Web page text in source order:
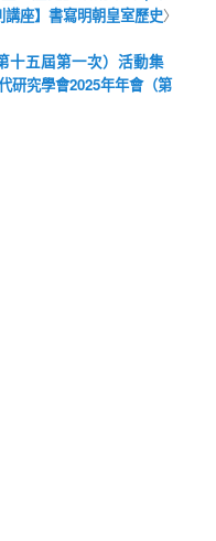
講座】書寫明朝皇室歷史〉
十五屆第一次）活動集
研究學會2025年年會（第